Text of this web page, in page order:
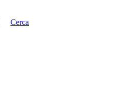
Cerca